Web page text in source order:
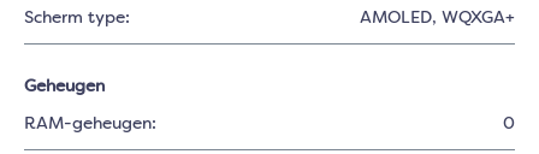
Scherm type: AMOLED, WQXGA+
Geheugen
RAM-geheugen: 0